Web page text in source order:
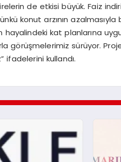
de etkisi büyük. Faiz
konut arzının
kat planlarına
görüşmelerimiz sürüyor.
ifadelerini kullandı.